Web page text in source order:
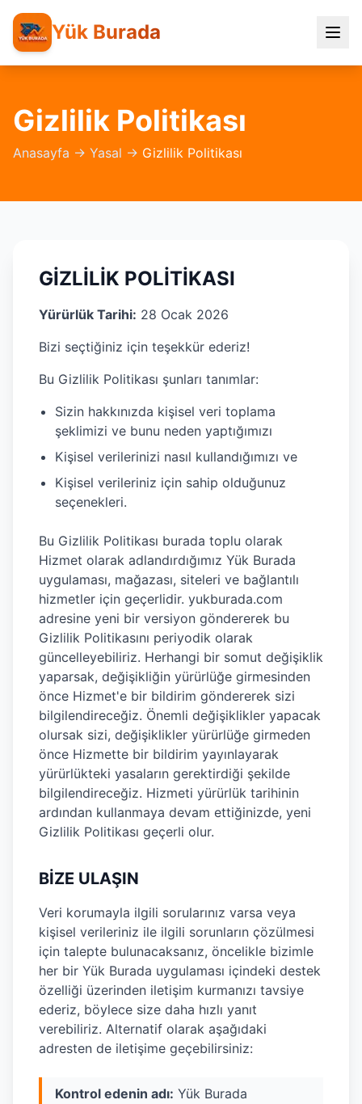
Yük Burada
Gizlilik Politikası
Anasayfa → Yasal → Gizlilik Politikası
GİZLİLİK POLİTİKASI
Yürürlük Tarihi: 28 Ocak 2026
Bizi seçtiğiniz için teşekkür ederiz!
Bu Gizlilik Politikası şunları tanımlar:
Sizin hakkınızda kişisel veri toplama
şeklimizi ve bunu neden yaptığımızı
Kişisel verilerinizi nasıl kullandığımızı ve
Kişisel verileriniz için sahip olduğunuz
seçenekleri.
Bu Gizlilik Politikası burada toplu olarak
Hizmet olarak adlandırdığımız Yük Burada
uygulaması, mağazası, siteleri ve bağlantılı
hizmetler için geçerlidir. yukburada.com
adresine yeni bir versiyon göndererek bu
Gizlilik Politikasını periyodik olarak
güncelleyebiliriz. Herhangi bir somut değişiklik
yaparsak, değişikliğin yürürlüğe girmesinden
önce Hizmet'e bir bildirim göndererek sizi
bilgilendireceğiz. Önemli değişiklikler yapacak
olursak sizi, değişiklikler yürürlüğe girmeden
önce Hizmette bir bildirim yayınlayarak
yürürlükteki yasaların gerektirdiği şekilde
bilgilendireceğiz. Hizmeti yürürlük tarihinin
ardından kullanmaya devam ettiğinizde, yeni
Gizlilik Politikası geçerli olur.
BİZE ULAŞIN
Veri korumayla ilgili sorularınız varsa veya
kişisel verileriniz ile ilgili sorunların çözülmesi
için talepte bulunacaksanız, öncelikle bizimle
her bir Yük Burada uygulaması içindeki destek
özelliği üzerinden iletişim kurmanızı tavsiye
ederiz, böylece size daha hızlı yanıt
verebiliriz. Alternatif olarak aşağıdaki
adresten de iletişime geçebilirsiniz:
Kontrol edenin adı: Yük Burada